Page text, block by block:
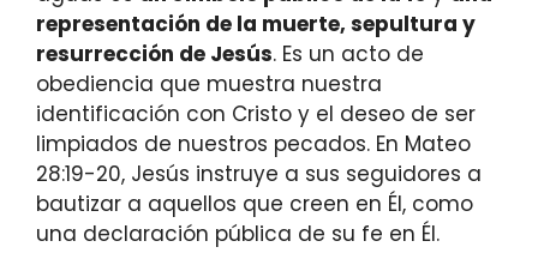
representación de la muerte, sepultura y
resurrección de Jesús. Es un acto de
obediencia que muestra nuestra
identificación con Cristo y el deseo de ser
limpiados de nuestros pecados. En Mateo
28:19-20, Jesús instruye a sus seguidores a
bautizar a aquellos que creen en Él, como
una declaración pública de su fe en Él.